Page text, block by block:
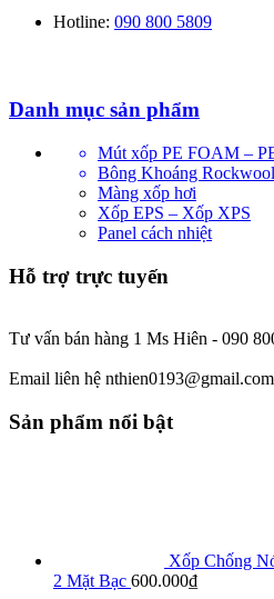
Hotline: 090 800 5809
Danh mục sản phẩm
Mút xốp PE FOAM –
Bông Khoáng Rockwool
Màng xốp hơi
Xốp EPS – Xốp XPS
Panel cách nhiệt
Hỗ trợ trực tuyến
Tư vấn bán hàng 1 Ms Hiên - 090
Email liên hệ nthien0193@gmail.com
Sản phẩm nổi bật
Xốp Chống
2 Mặt Bạc 600.000₫